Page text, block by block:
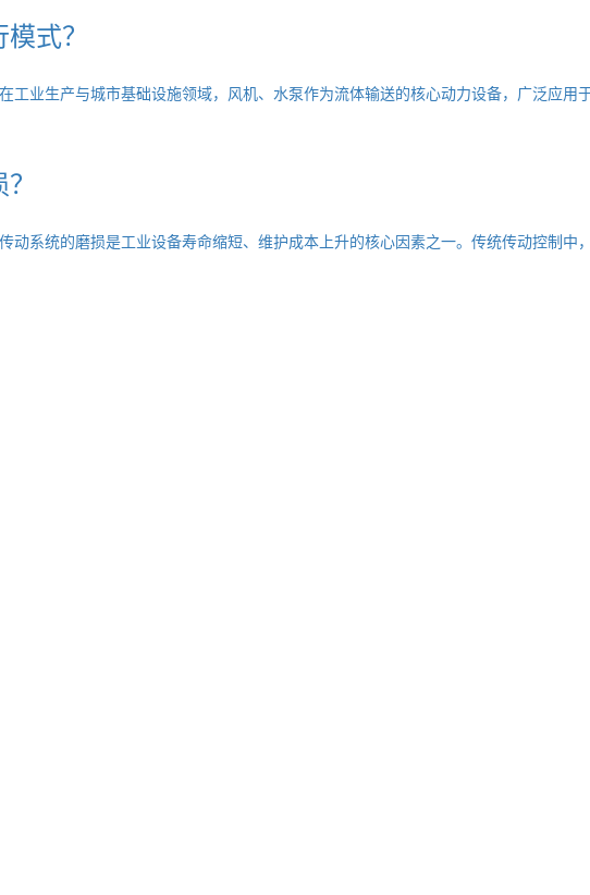
式？
工业生产与城市基础设施领域，风机、水泵作为流体输送的核心动力设备，广泛应
系统的磨损是工业设备寿命缩短、维护成本上升的核心因素之一。传统传动控制中